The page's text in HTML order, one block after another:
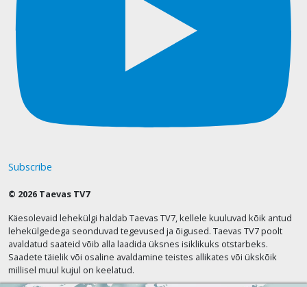
Subscribe
© 2026 Taevas TV7
Käesolevaid lehekülgi haldab Taevas TV7, kellele kuuluvad kõik antud
lehekülgedega seonduvad tegevused ja õigused. Taevas TV7 poolt
avaldatud saateid võib alla laadida üksnes isiklikuks otstarbeks.
Saadete täielik või osaline avaldamine teistes allikates või ükskõik
millisel muul kujul on keelatud.